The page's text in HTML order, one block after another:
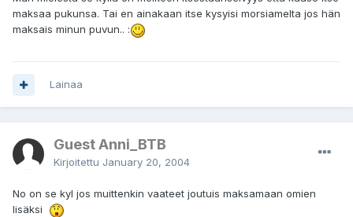
maksaa pukunsa. Tai en ainakaan itse kysyisi morsiamelta jos hän
maksais minun puvun.. :
Lainaa
Guest Anni_BTB
Kirjoitettu January 20, 2004
No on se kyl jos muittenkin vaateet joutuis maksamaan omien
lisäksi